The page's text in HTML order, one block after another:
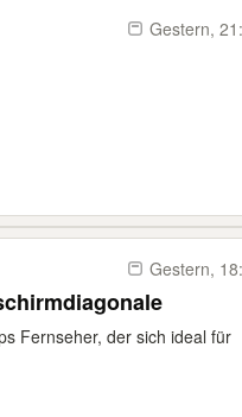
Gestern,
Gestern,
Fernseher, der sich ideal für